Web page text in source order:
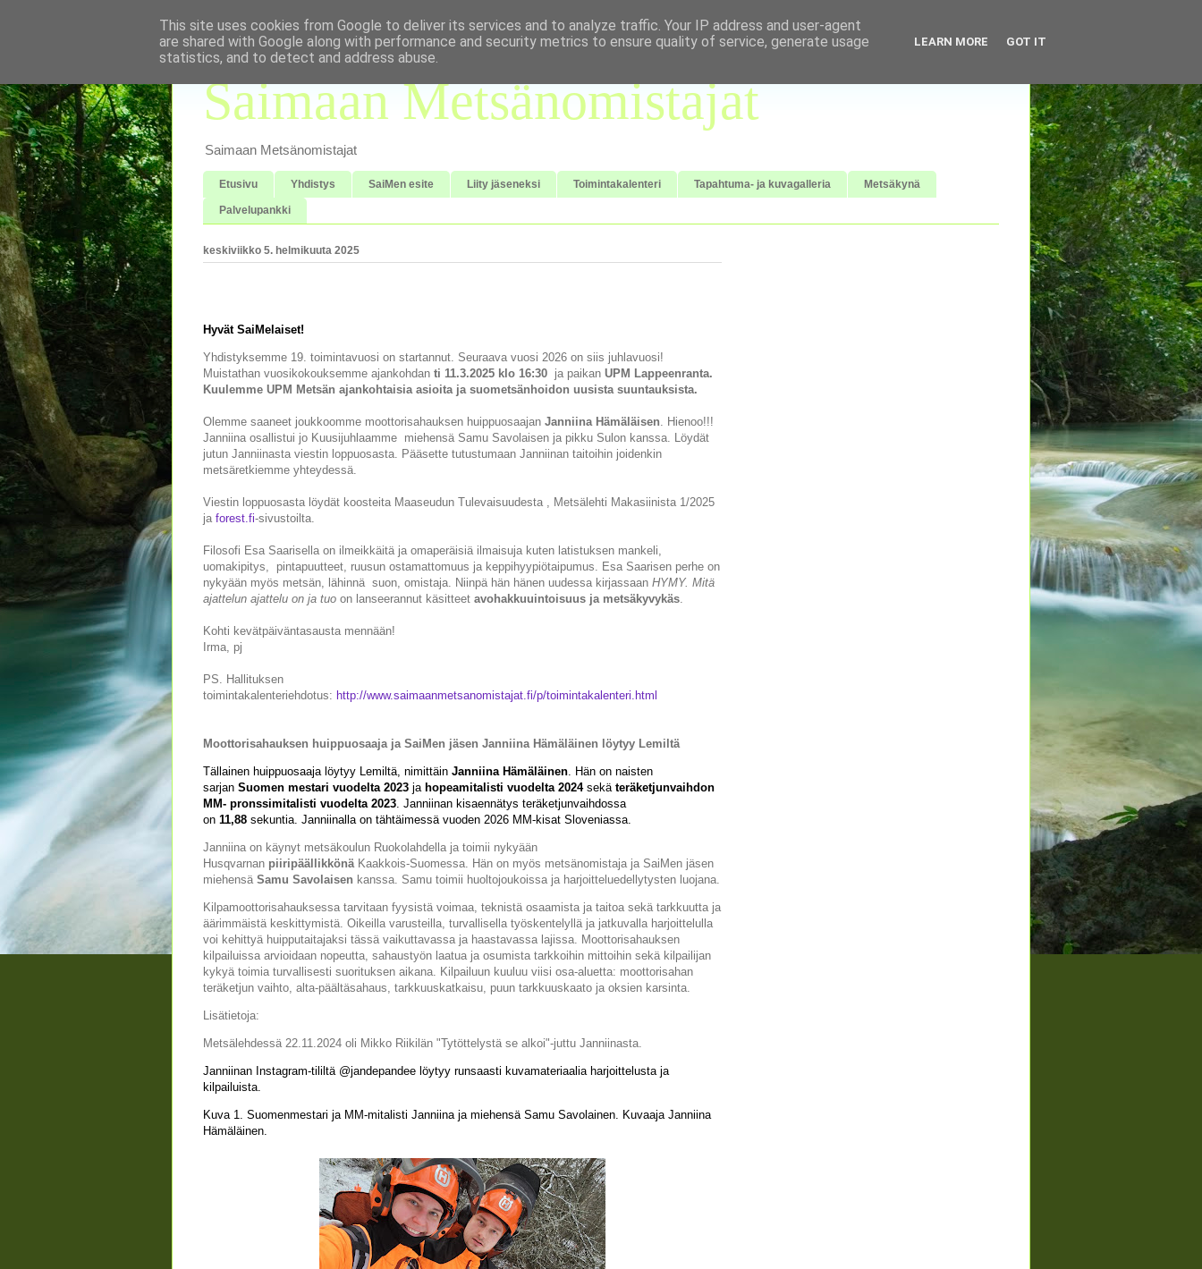
Saimaan Metsänomistajat
Saimaan Metsänomistajat
Etusivu Yhdistys SaiMen esite Liity jäseneksi Toimintakalenteri Tapahtuma- ja kuvagalleria Metsäkynä
Palvelupankki
keskiviikko 5. helmikuuta 2025
Hyvät SaiMelaiset!
Yhdistyksemme 19. toimintavuosi on startannut. Seuraava vuosi 2026 on siis juhlavuosi!
Muistathan vuosikokouksemme ajankohdan ti 11.3.2025 klo 16:30 ja paikan UPM Lappeenranta.
Kuulemme UPM Metsän ajankohtaisia asioita ja suometsänhoidon uusista suuntauksista.
Olemme saaneet joukkoomme moottorisahauksen huippuosaajan Janniina Hämäläisen . Hienoo!!!
Janniina osallistui jo Kuusijuhlaamme miehensä Samu Savolaisen ja pikku Sulon kanssa. Löydät
jutun Janniinasta viestin loppuosasta. Pääsette tutustumaan Janniinan taitoihin joidenkin
metsäretkiemme yhteydessä.
Viestin loppuosasta löydät koosteita Maaseudun Tulevaisuudesta , Metsälehti Makasiinista 1/2025
ja forest.fi-sivustoilta.
Filosofi Esa Saarisella on ilmeikkäitä ja omaperäisiä ilmaisuja kuten latistuksen mankeli,
uomakipitys, pintapuutteet, ruusun ostamattomuus ja keppihyypiötaipumus. Esa Saarisen perhe on
nykyään myös metsän, lähinnä suon, omistaja. Niinpä hän hänen uudessa kirjassaan HYMY. Mitä
ajattelun ajattelu on ja tuo on lanseerannut käsitteet avohakkuuintoisuus ja metsäkyvykäs
Kohti kevätpäiväntasausta mennään!
Irma, pj
PS. Hallituksen
toimintakalenteriehdotus: http://www.saimaanmetsanomistajat.fi/p/toimintakalenteri.html
Moottorisahauksen huippuosaaja ja SaiMen jäsen Janniina Hämäläinen löytyy Lemiltä
Tällainen huippuosaaja löytyy Lemiltä, nimittäin Janniina Hämäläinen . Hän on naisten
sarjan Suomen mestari vuodelta 2023 ja hopeamitalisti vuodelta 2024 sekä teräketjunvaihdon
MM- pronssimitalisti vuodelta 2023 . Janniinan kisaennätys teräketjunvaihdossa
on 11,88 sekuntia. Janniinalla on tähtäimessä vuoden 2026 MM-kisat Sloveniassa.
Janniina on käynyt metsäkoulun Ruokolahdella ja toimii nykyään
Husqvarnan piiripäällikkönä Kaakkois-Suomessa. Hän on myös metsänomistaja ja SaiMen jäsen
miehensä Samu Savolaisen kanssa. Samu toimii huoltojoukoissa ja harjoitteluedellytysten luojana.
Kilpamoottorisahauksessa tarvitaan fyysistä voimaa, teknistä osaamista ja taitoa sekä tarkkuutta ja
äärimmäistä keskittymistä. Oikeilla varusteilla, turvallisella työskentelyllä ja jatkuvalla harjoittelulla
voi kehittyä huipputaitajaksi tässä vaikuttavassa ja haastavassa lajissa. Moottorisahauksen
kilpailuissa arvioidaan nopeutta, sahaustyön laatua ja osumista tarkkoihin mittoihin sekä kilpailijan
kykyä toimia turvallisesti suorituksen aikana. Kilpailuun kuuluu viisi osa-aluetta: moottorisahan
teräketjun vaihto, alta-päältäsahaus, tarkkuuskatkaisu, puun tarkkuuskaato ja oksien karsinta.
Lisätietoja:
Metsälehdessä 22.11.2024 oli Mikko Riikilän "Tytöttelystä se alkoi"-juttu Janniinasta.
Janniinan Instagram-tililtä @jandepandee löytyy runsaasti kuvamateriaalia harjoittelusta ja
kilpailuista.
Kuva 1. Suomenmestari ja MM-mitalisti Janniina ja miehensä Samu Savolainen. Kuvaaja Janniina
Hämäläinen.
This site uses cookies from Google to deliver its services and to analyze traffic. Your IP address and user-agent
are shared with Google along with performance and security metrics to ensure quality of service, generate usage
statistics, and to detect and address abuse.
LEARN MORE GOT IT